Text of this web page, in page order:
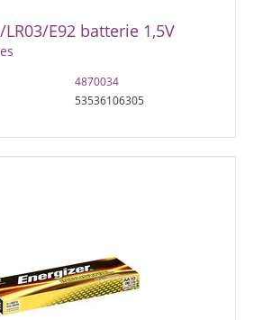
LR03/E92 batterie 1,5V
4870034
53536106305